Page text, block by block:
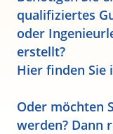
qualifiziertes
oder
erstellt?
Hier finden Sie
Oder möchten
werden? Dann